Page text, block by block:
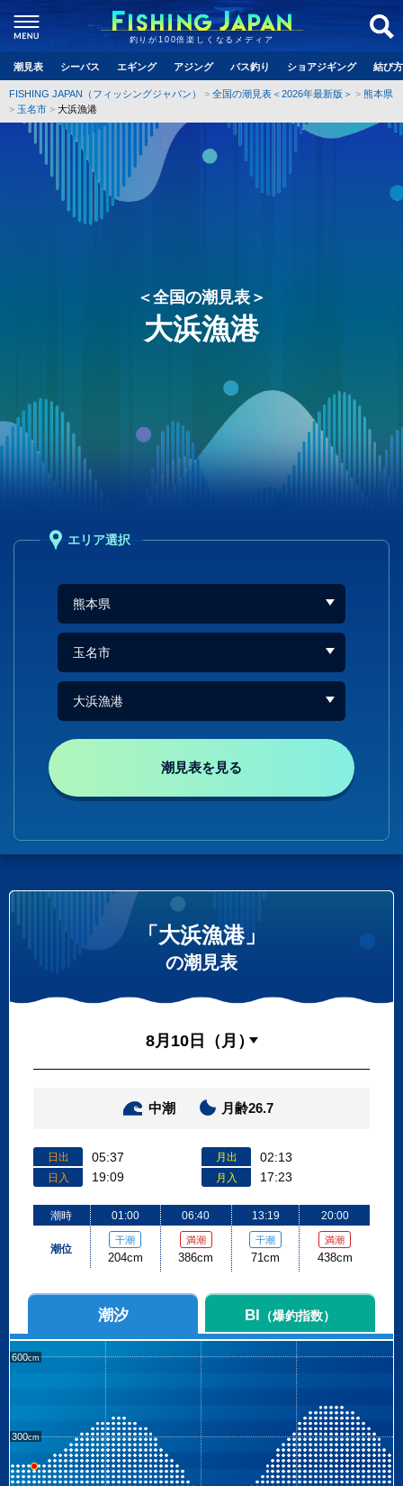
釣りが100倍楽しくなるメディア
潮見表 シーバス エギング アジング バス釣り ショアジギング 結び
FISHING JAPAN（フィッシングジャパン） 全国の潮見表＜2026年最新版＞
熊本県
玉名市
大浜漁港
＜全国の潮見表＞
大浜漁港
エリア選択
潮見表を見る
「大浜漁港」
の潮見表
中潮 月齢26.7
日出 05:37
日入 19:09
月出 02:13
月入 17:23
潮時
潮位
01:00
干潮
204cm
06:40
満潮
386cm
13:19
干潮
71cm
20:00
満潮
438cm
潮汐 BI （爆釣指数）
600
300